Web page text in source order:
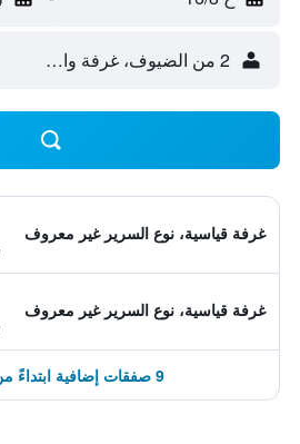
2 من الضيوف، غرفة واحدة
غرفة قياسية، نوع السرير غير معروف
غرفة قياسية، نوع السرير غير معروف
9 صفقات إضافية ابتداءً من 170 ﷼